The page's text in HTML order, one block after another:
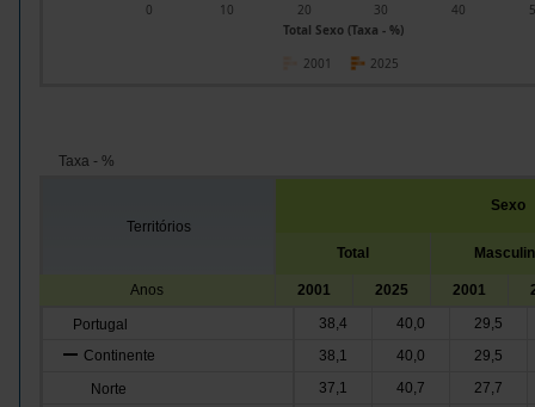
Total Sexo (Taxa - %)
0 10 20 30 40
2025
2001
Taxa - %
Territórios
Sexo
Total
Anos 2001 2025 2001
Portugal 38,4 40,0
29,5
Continente
38,1 40,0
29,5
Norte
37,1 40,7
27,7